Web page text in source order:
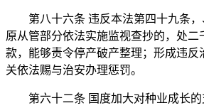
第八十六条 违反本法第四十九条，
原从管部分依法实施监视查抄的，处二
款，能够责令停产破产整理；形成违反
关依法赐与治安办理惩罚。
第六十二条 国度加大对种业成长的